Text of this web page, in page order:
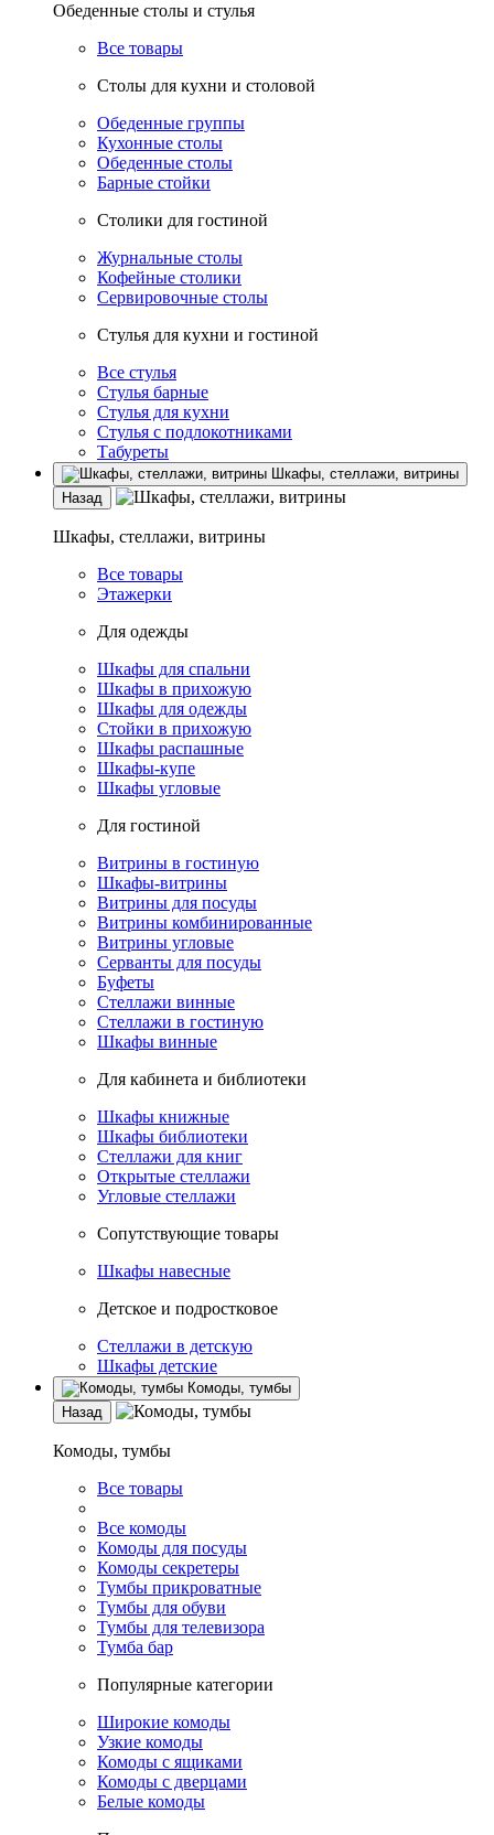
Обеденные столы и стулья
Все товары
Столы для кухни и столовой
Обеденные группы
Кухонные столы
Обеденные столы
Барные стойки
Столики для гостиной
Журнальные столы
Кофейные столики
Сервировочные столы
Стулья для кухни и гостиной
Все стулья
Стулья барные
Стулья для кухни
Стулья с подлокотниками
Табуреты
Шкафы, стеллажи, витрины
Назад
Шкафы, стеллажи, витрины
Все товары
Этажерки
Для одежды
Шкафы для спальни
Шкафы в прихожую
Шкафы для одежды
Стойки в прихожую
Шкафы распашные
Шкафы-купе
Шкафы угловые
Для гостиной
Витрины в гостиную
Шкафы-витрины
Витрины для посуды
Витрины комбинированные
Витрины угловые
Серванты для посуды
Буфеты
Стеллажи винные
Стеллажи в гостиную
Шкафы винные
Для кабинета и библиотеки
Шкафы книжные
Шкафы библиотеки
Стеллажи для книг
Открытые стеллажи
Угловые стеллажи
Сопутствующие товары
Шкафы навесные
Детское и подростковое
Стеллажи в детскую
Шкафы детские
Комоды, тумбы
Назад
Комоды, тумбы
Все товары
Все комоды
Комоды для посуды
Комоды секретеры
Тумбы прикроватные
Тумбы для обуви
Тумбы для телевизора
Тумба бар
Популярные категории
Широкие комоды
Узкие комоды
Комоды с ящиками
Комоды с дверцами
Белые комоды